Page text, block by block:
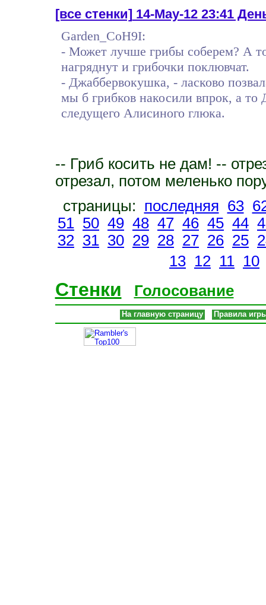
[все стенки]14-May-12 23:41
Garden_CoH9I:
- Может лучше грибы соберем? А
нагряднут и грибочки поклювчат.
- Джаббервокушка, - ласково
мы б грибков накосили впрок, а то
следущего Алисиного глюка.
-- Гриб косить не дам! --
отрезал, потом меленько
страницы: последняя 63
51
50 49 48 47 46 45 44
32 31 30 29 28 27 26 25
13 12 11 10
Стенки Голосование
На главную страницу Правила